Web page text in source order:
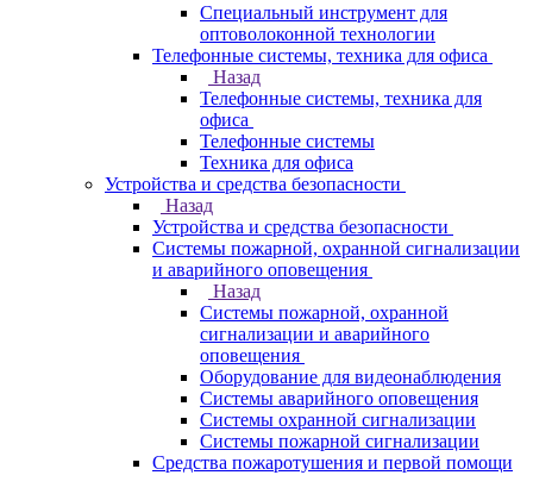
Специальный инструмент для
оптоволоконной технологии
Телефонные системы, техника для офиса
Назад
Телефонные системы, техника для
офиса
Телефонные системы
Техника для офиса
Устройства и средства безопасности
Назад
Устройства и средства безопасности
Системы пожарной, охранной сигнализации
и аварийного оповещения
Назад
Системы пожарной, охранной
сигнализации и аварийного
оповещения
Оборудование для видеонаблюдения
Системы аварийного оповещения
Системы охранной сигнализации
Системы пожарной сигнализации
Средства пожаротушения и первой помощи